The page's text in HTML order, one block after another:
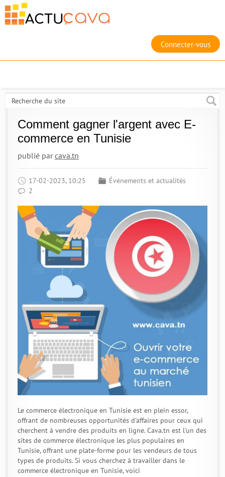
Connecter-vous
Comment gagner l'argent avec E-
commerce en Tunisie
publié parcava.tn
17-02-2023, 10:25
Événements et actualités
2
Le commerce électronique en Tunisie est en plein essor,
offrant de nombreuses opportunités d'affaires pour ceux qui
cherchent à vendre des produits en ligne. Cava.tn est l'un des
sites de commerce électronique les plus populaires en
Tunisie, offrant une plate-forme pour les vendeurs de tous
types de produits. Si vous cherchez à travailler dans le
commerce électronique en Tunisie, voici